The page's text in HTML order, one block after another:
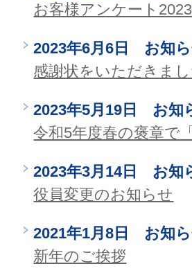
お客様アンケート
2023年6月6日 お知
感謝状をいただきま
2023年5月19日 お知
令和5年度春の褒章で
2023年3月14日 お知
役員変更のお知らせ
2021年1月8日 お知
新年のご挨拶